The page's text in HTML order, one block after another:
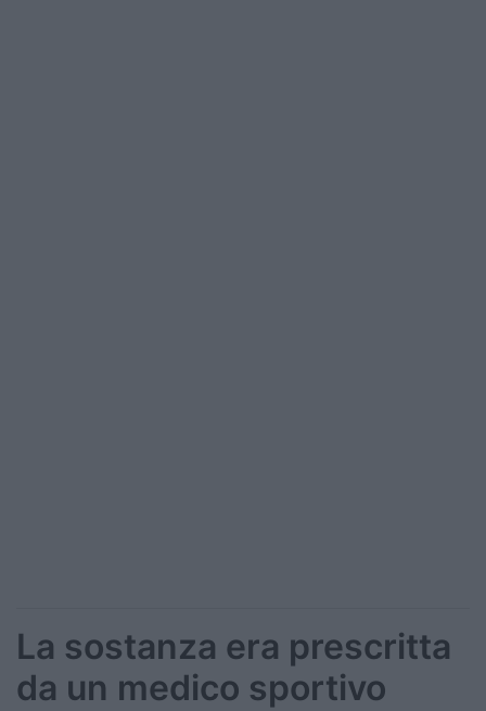
La sostanza era prescritta
da un medico sportivo